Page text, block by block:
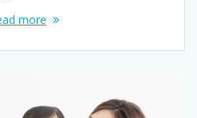
more